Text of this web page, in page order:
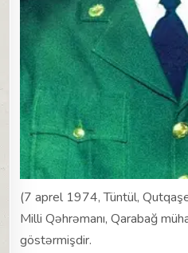
(7 aprel 1974, Tüntül,
Milli Qəhrəmanı, Qarabağ
göstərmişdir.